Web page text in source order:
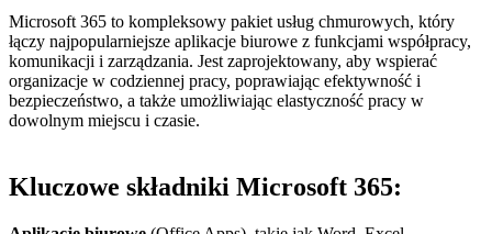
Microsoft 365 to kompleksowy pakiet usług chmurowych, który
łączy najpopularniejsze aplikacje biurowe z funkcjami współpracy,
komunikacji i zarządzania. Jest zaprojektowany, aby wspierać
organizacje w codziennej pracy, poprawiając efektywność i
bezpieczeństwo, a także umożliwiając elastyczność pracy w
dowolnym miejscu i czasie.
Kluczowe składniki Microsoft 365: